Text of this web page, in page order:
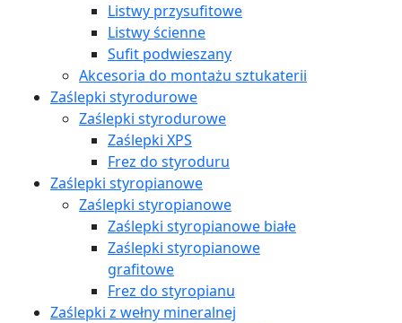
Listwy przysufitowe
Listwy ścienne
Sufit podwieszany
Akcesoria do montażu sztukaterii
Zaślepki styrodurowe
Zaślepki styrodurowe
Zaślepki XPS
Frez do styroduru
Zaślepki styropianowe
Zaślepki styropianowe
Zaślepki styropianowe białe
Zaślepki styropianowe
grafitowe
Frez do styropianu
Zaślepki z wełny mineralnej